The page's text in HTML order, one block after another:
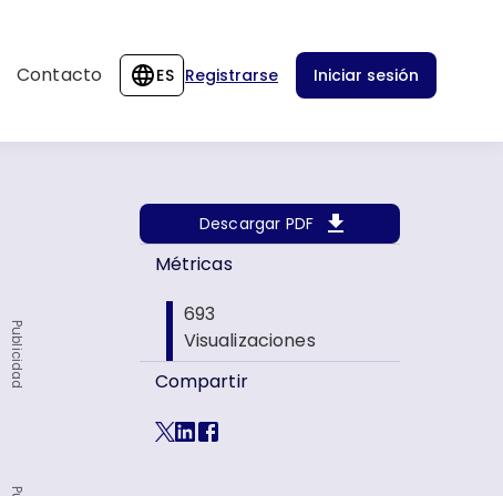
Contacto ES Registrarse Iniciar sesión
Publicidad
Descargar PDF
Métricas
693
Visualizaciones
Compartir